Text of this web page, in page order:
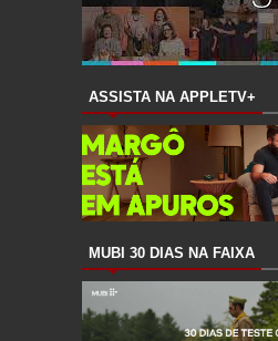
ASSISTA NA APPLETV+
MUBI 30 DIAS NA FAIXA